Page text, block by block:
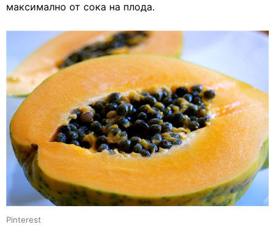
максимално от сока на плода.
Pinterest